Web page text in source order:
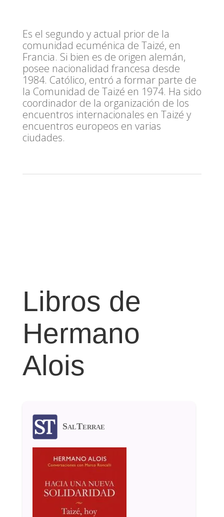
Es el segundo y actual prior de la
comunidad ecuménica de Taizé, en
Francia. Si bien es de origen alemán,
posee nacionalidad francesa desde
1984. Católico, entró a formar parte de
la Comunidad de Taizé en 1974. Ha sido
coordinador de la organización de los
encuentros internacionales en Taizé y
encuentros europeos en varias
ciudades.
Libros de
Hermano
Alois
SalTerrae